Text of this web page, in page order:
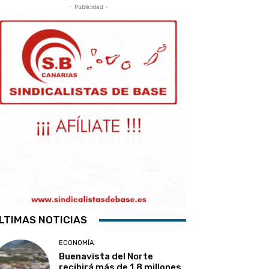
- Publicidad -
NOTICIAS
ECONOMÍA
Buenavista del Norte